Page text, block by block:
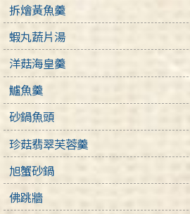
拆燴黃魚羹
蝦丸蔬片湯
洋菇海皇羹
鱸魚羹
砂鍋魚頭
珍菇翡翠芙蓉羹
旭蟹砂鍋
佛跳牆